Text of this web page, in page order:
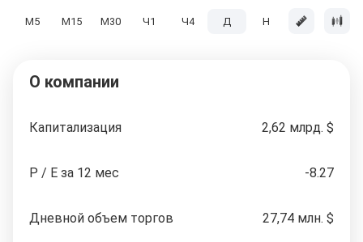
M5 M15 M30 Ч1 Ч4 Д H Мес
О компании
Капитализация 2,62 млрд. $
P / E за 12 мес -8.27
Дневной объем торгов 27,74 млн. $